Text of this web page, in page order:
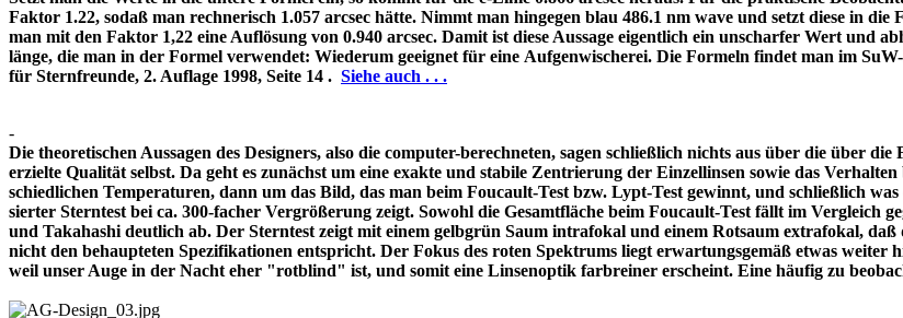
Faktor 1.22, sodaß man rechnerisch 1.057 arcsec hätte. Nimmt man hingegen blau 486.1 nm wave und setzt diese in die
man mit den Faktor 1,22 eine Auflösung von 0.940 arcsec. Damit ist diese Aussage eigentlich ein unscharfer Wert und
länge, die man in der Formel verwendet: Wiederum geeignet für eine Aufgenwischerei. Die Formeln findet man im
für Sternfreunde, 2. Auflage 1998, Seite 14 . Siehe auch . . .
-
Die theoretischen Aussagen des Designers, also die computer-berechneten, sagen schließlich nichts aus über die über die
erzielte Qualität selbst. Da geht es zunächst um eine exakte und stabile Zentrierung der Einzellinsen sowie das
schiedlichen Temperaturen, dann um das Bild, das man beim Foucault-Test bzw. Lypt-Test gewinnt, und schließlich
sierter Sterntest bei ca. 300-facher Vergrößerung zeigt. Sowohl die Gesamtfläche beim Foucault-Test fällt im Vergleich
und Takahashi deutlich ab. Der Sterntest zeigt mit einem gelbgrün Saum intrafokal und einem Rotsaum extrafokal,
nicht den behaupteten Spezifikationen entspricht. Der Fokus des roten Spektrums liegt erwartungsgemäß etwas weiter
weil unser Auge in der Nacht eher "rotblind" ist, und somit eine Linsenoptik farbreiner erscheint. Eine häufig zu